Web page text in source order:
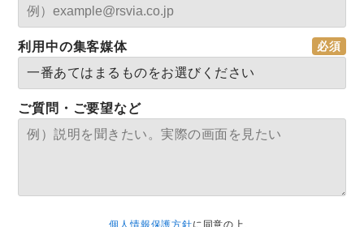
利用中の集客媒体
ご質問・ご要望など
個人情報保護方針に同意の上、